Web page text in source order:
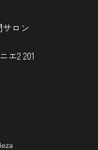
ロン
エ2 201